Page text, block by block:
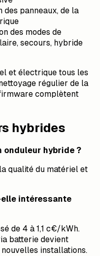
des panneaux, de la
des modes de
secours, hybride
et électrique tous les
régulier de la
complètent
hybrides
onduleur hybride ?
qualité du matériel et
intéressante
de 4 à 1,1 c€/kWh.
batterie devient
installations.